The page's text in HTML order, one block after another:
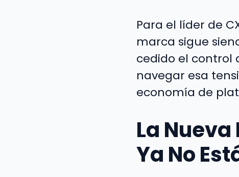
Para el líder de
marca sigue
cedido el control
navegar esa
economía de
La
Ya No